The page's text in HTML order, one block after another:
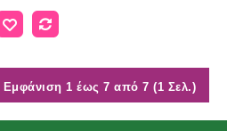
Εμφάνιση 1 έως 7 από 7 (1 Σελ.)